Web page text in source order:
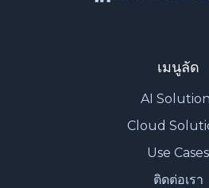
เมนูลัด
AI
Cloud
Use Cases
ติดต่อเรา